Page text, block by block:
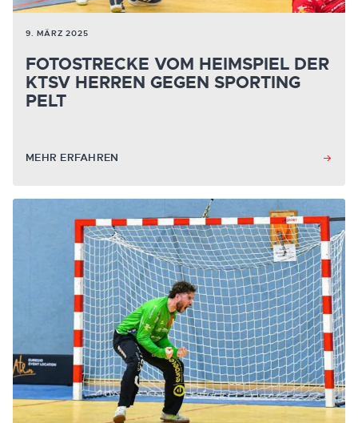
9. MÄRZ 2025
FOTOSTRECKE VOM HEIMSPIEL DER
KTSV HERREN GEGEN SPORTING
PELT
MEHR ERFAHREN